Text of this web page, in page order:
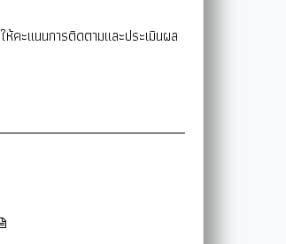
คะแนนการติดตามและประเมินผล